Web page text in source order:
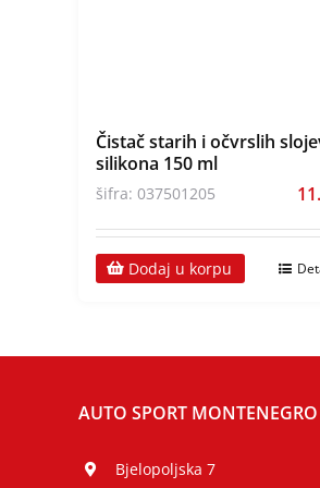
Čistač starih i očvrslih
silikona 150 ml
šifra: 037501205
Dodaj u korpu
AUTO SPORT
Bjelopoljska 7